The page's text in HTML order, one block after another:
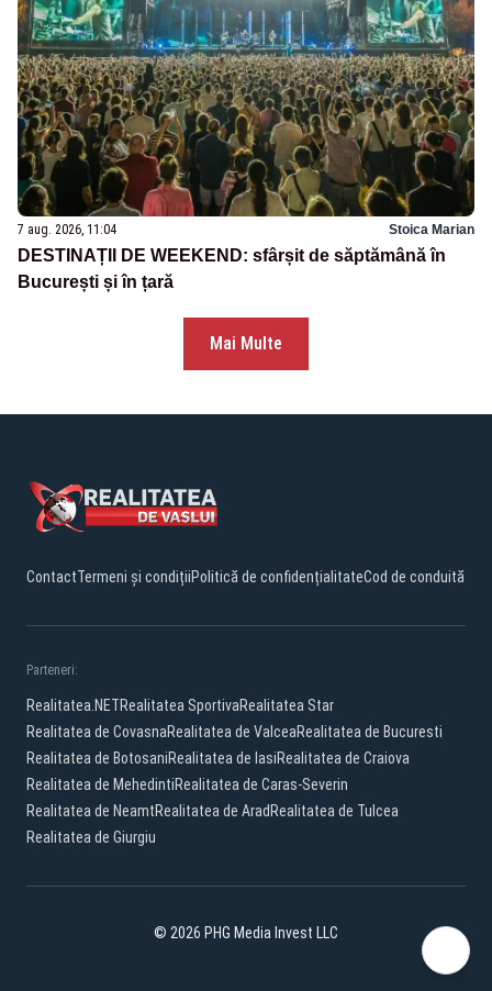
7 aug. 2026, 11:04 Stoica Marian
DESTINAȚII DE WEEKEND: sfârșit de săptămână în
București și în țară
Mai Multe
ContactTermeni și condițiiPolitică de confidențialitateCod de conduită
Parteneri:
Realitatea.NETRealitatea SportivaRealitatea Star
Realitatea de CovasnaRealitatea de ValceaRealitatea de Bucuresti
Realitatea de BotosaniRealitatea de IasiRealitatea de Craiova
Realitatea de MehedintiRealitatea de Caras-Severin
Realitatea de NeamtRealitatea de AradRealitatea de Tulcea
Realitatea de Giurgiu
© 2026 PHG Media Invest LLC